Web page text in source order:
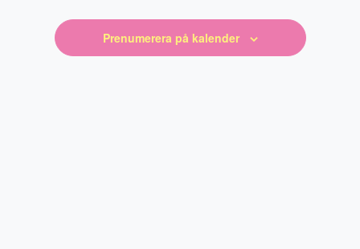
Prenumerera på kalender